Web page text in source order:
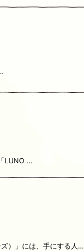
LUNO …
）」には、手にする人…